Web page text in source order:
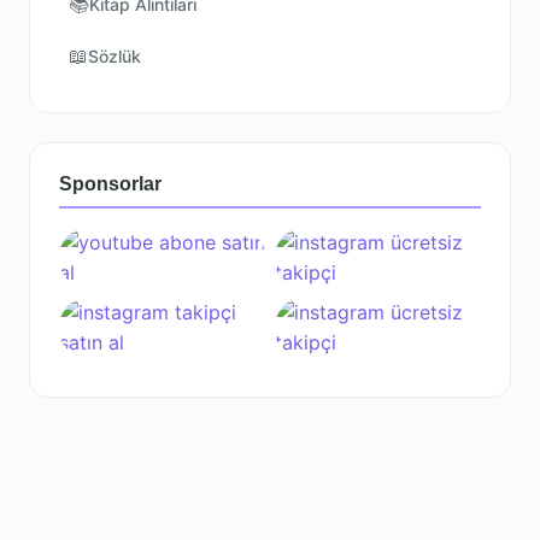
📖Sözlük
Sponsorlar